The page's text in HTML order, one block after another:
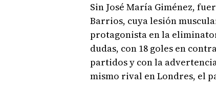
Sin José María Giménez,
Barrios, cuya lesión
protagonista en la
dudas, con 18 goles en
partidos y con la
mismo rival en Londres, el